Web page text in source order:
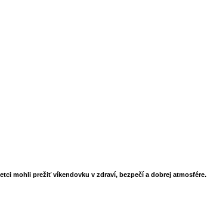
mohli prežiť víkendovku v zdraví, bezpečí a dobrej atmosfére.